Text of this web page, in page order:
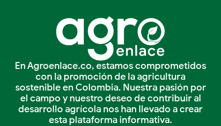
En Agroenlace.co, estamos comprometidos
con la promoción de la agricultura
sostenible en Colombia. Nuestra pasión por
el campo y nuestro deseo de contribuir al
desarrollo agrícola nos han llevado a crear
esta plataforma informativa.